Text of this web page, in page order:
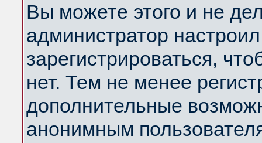
Вы можете этого и не
администратор
зарегистрироваться,
нет. Тем не менее
дополнительные
анонимным